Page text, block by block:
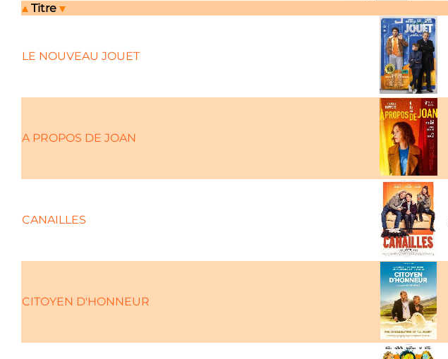
Titre
LE NOUVEAU JOUET
A PROPOS DE JOAN
CANAILLES
CITOYEN D'HONNEUR